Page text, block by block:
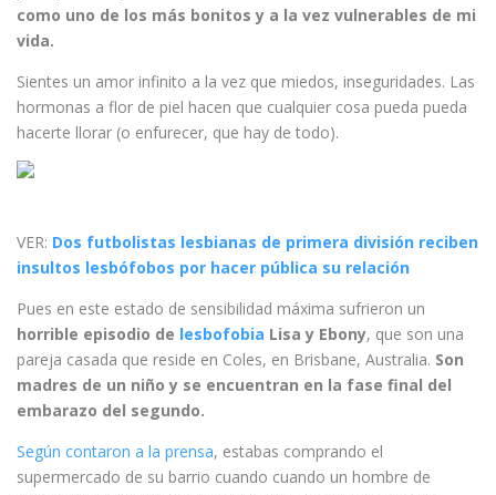
como uno de los más bonitos y a la vez vulnerables de mi
vida.
Sientes un amor infinito a la vez que miedos, inseguridades. Las
hormonas a flor de piel hacen que cualquier cosa pueda pueda
hacerte llorar (o enfurecer, que hay de todo).
VER: Dos futbolistas lesbianas de primera división reciben
insultos lesbófobos por hacer pública su relación
Pues en este estado de sensibilidad máxima sufrieron un
horrible episodio de lesbofobia Lisa y Ebony, que son una
pareja casada que reside en Coles, en Brisbane, Australia. Son
madres de un niño y se encuentran en la fase final del
embarazo del segundo.
Según contaron a la prensa, estabas comprando el
supermercado de su barrio cuando cuando un hombre de